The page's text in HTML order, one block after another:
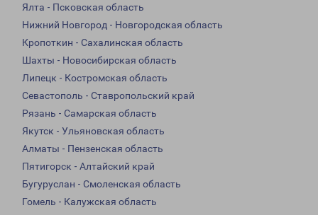
Ялта - Псковская область
Нижний Новгород - Новгородская область
Кропоткин - Сахалинская область
Шахты - Новосибирская область
Липецк - Костромская область
Севастополь - Ставропольский край
Рязань - Самарская область
Якутск - Ульяновская область
Алматы - Пензенская область
Пятигорск - Алтайский край
Бугуруслан - Смоленская область
Гомель - Калужская область